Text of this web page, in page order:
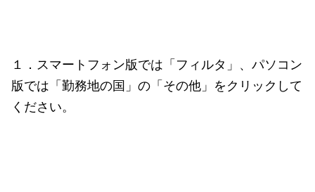
１．スマートフォン版では「フィルタ」、パソコン
版では「勤務地の国」の「その他」をクリックして
ください。